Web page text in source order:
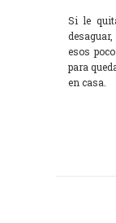
Si le
esos
para
en casa.